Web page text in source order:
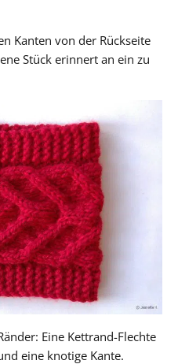
Kanten von der Rückseite
Stück erinnert an ein zu
Eine Kettrand-Flechte
eine knotige Kante.